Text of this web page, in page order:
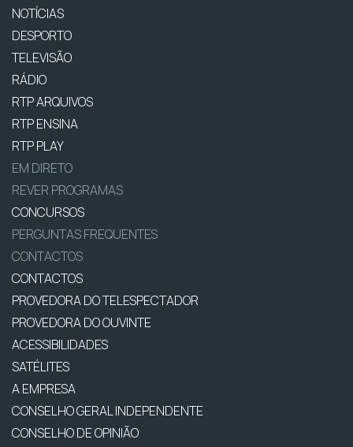
NOTÍCIAS
DESPORTO
TELEVISÃO
RÁDIO
RTP ARQUIVOS
RTP ENSINA
RTP PLAY
EM DIRETO
REVER PROGRAMAS
CONCURSOS
PERGUNTAS FREQUENTES
CONTACTOS
CONTACTOS
PROVEDORA DO TELESPECTADOR
PROVEDORA DO OUVINTE
ACESSIBILIDADES
SATÉLITES
A EMPRESA
CONSELHO GERAL INDEPENDENTE
CONSELHO DE OPINIÃO